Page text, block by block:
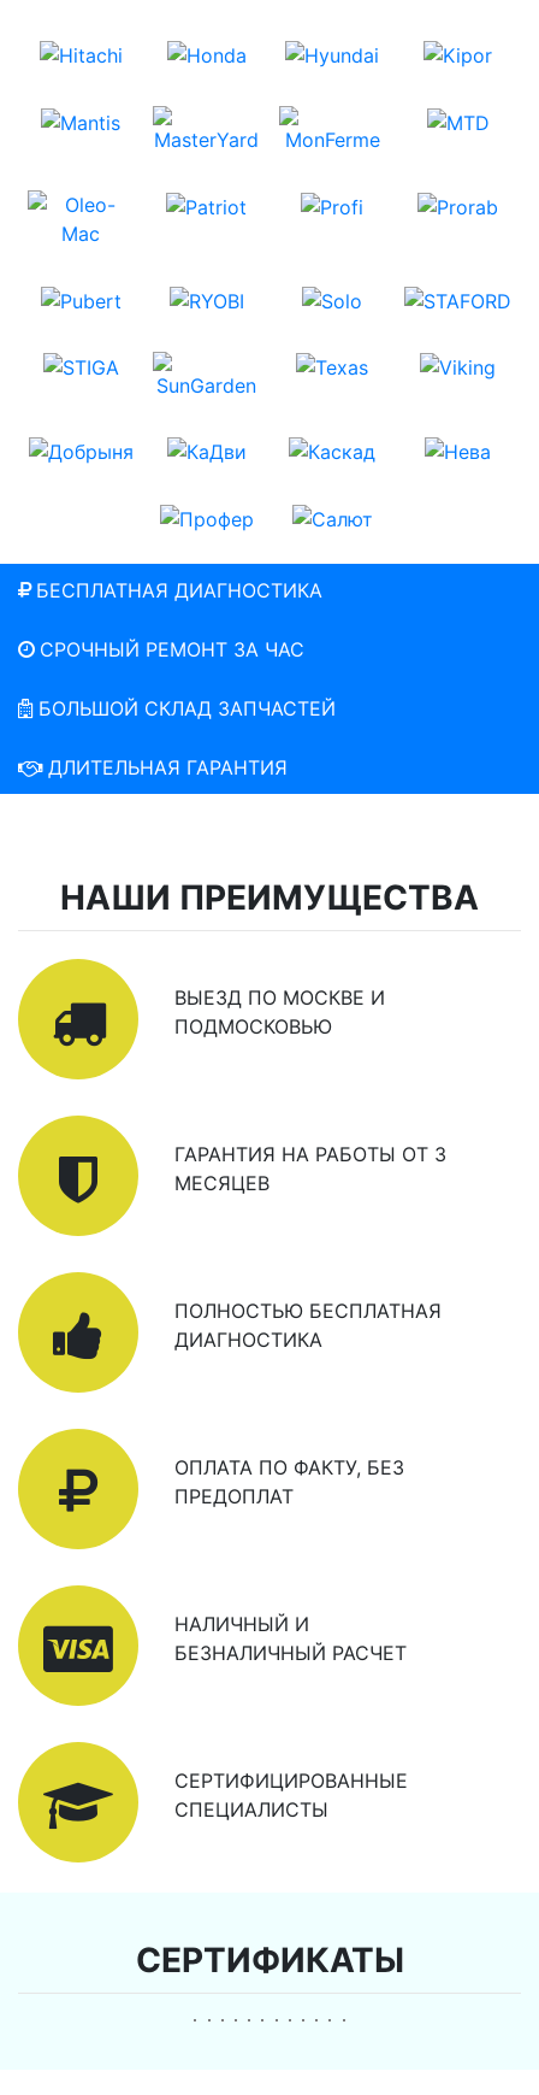
БЕСПЛАТНАЯ ДИАГНОСТИКА
СРОЧНЫЙ РЕМОНТ ЗА ЧАС
БОЛЬШОЙ СКЛАД ЗАПЧАСТЕЙ
ДЛИТЕЛЬНАЯ ГАРАНТИЯ
НАШИ ПРЕИМУЩЕСТВА
ВЫЕЗД ПО МОСКВЕ И
ПОДМОСКОВЬЮ
ГАРАНТИЯ НА РАБОТЫ ОТ 3
МЕСЯЦЕВ
ПОЛНОСТЬЮ БЕСПЛАТНАЯ
ДИАГНОСТИКА
ОПЛАТА ПО ФАКТУ, БЕЗ
ПРЕДОПЛАТ
НАЛИЧНЫЙ И
БЕЗНАЛИЧНЫЙ РАСЧЕТ
СЕРТИФИЦИРОВАННЫЕ
СПЕЦИАЛИСТЫ
СЕРТИФИКАТЫ